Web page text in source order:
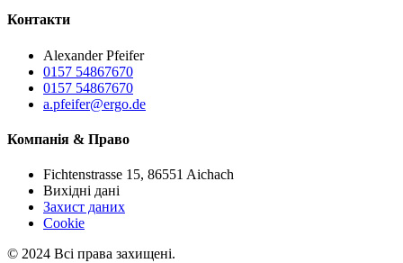
Контакти
Alexander Pfeifer
0157 54867670
0157 54867670
a.pfeifer@ergo.de
Компанія & Право
Fichtenstrasse 15, 86551 Aichach
Вихідні дані
Захист даних
Cookie
© 2024 Всі права захищені.